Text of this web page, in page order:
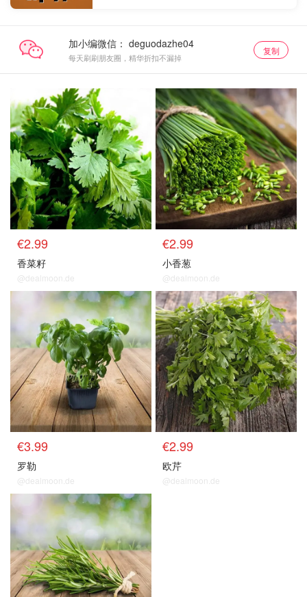
加小编微信：
每天刷刷朋友圈，精华折扣不漏掉
复制
€2.99
香菜籽
@dealmoon.de
€2.99
小香葱
@dealmoon.de
€3.99
罗勒
@dealmoon.de
€2.99
欧芹
@dealmoon.de